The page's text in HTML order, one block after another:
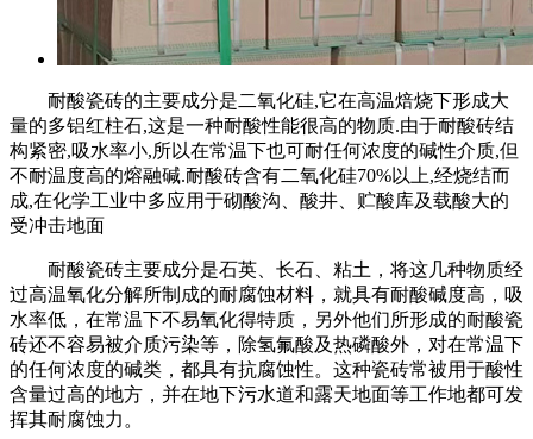
耐酸瓷砖的主要成分是二氧化硅,它在高温焙烧下形成大
量的多铝红柱石,这是一种耐酸性能很高的物质.由于耐酸砖结
构紧密,吸水率小,所以在常温下也可耐任何浓度的碱性介质,但
不耐温度高的熔融碱.耐酸砖含有二氧化硅70%以上,经烧结而
成,在化学工业中多应用于砌酸沟、酸井、贮酸库及载酸大的
受冲击地面
耐酸瓷砖主要成分是石英、长石、粘土，将这几种物质经
过高温氧化分解所制成的耐腐蚀材料，就具有耐酸碱度高，吸
水率低，在常温下不易氧化得特质，另外他们所形成的耐酸瓷
砖还不容易被介质污染等，除氢氟酸及热磷酸外，对在常温下
的任何浓度的碱类，都具有抗腐蚀性。这种瓷砖常被用于酸性
含量过高的地方，并在地下污水道和露天地面等工作地都可发
挥其耐腐蚀力。